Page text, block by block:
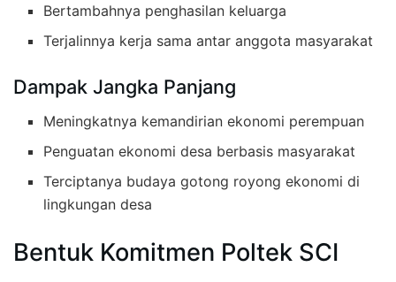
Bertambahnya penghasilan keluarga
Terjalinnya kerja sama antar anggota masyarakat
Dampak Jangka Panjang
Meningkatnya kemandirian ekonomi perempuan
Penguatan ekonomi desa berbasis masyarakat
Terciptanya budaya gotong royong ekonomi di
lingkungan desa
Bentuk Komitmen Poltek SCI